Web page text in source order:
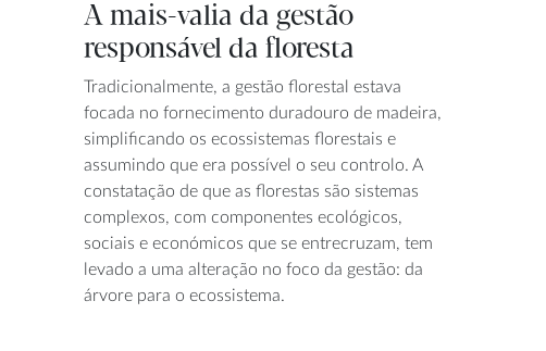
A mais-valia da gestão
responsável da floresta
Tradicionalmente, a gestão florestal estava
focada no fornecimento duradouro de madeira,
simplificando os ecossistemas florestais e
assumindo que era possível o seu controlo. A
constatação de que as florestas são sistemas
complexos, com componentes ecológicos,
sociais e económicos que se entrecruzam, tem
levado a uma alteração no foco da gestão: da
árvore para o ecossistema.